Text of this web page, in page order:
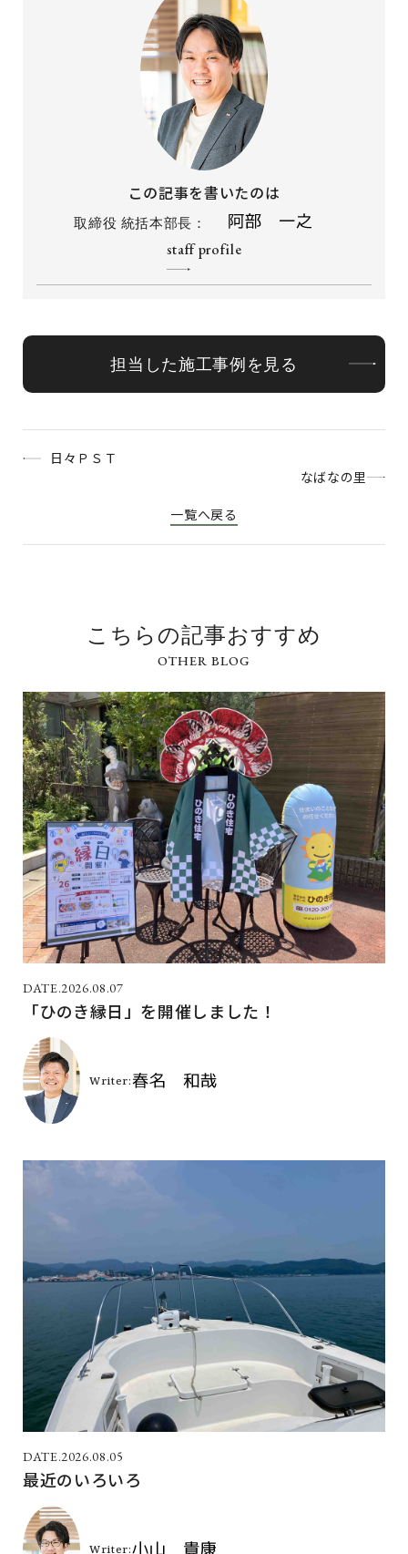
この記事を書いたのは
取締役 統括本部長：
staff profile
担当した施工事例を見る
日々ＰＳＴ
一覧へ戻る
なばなの里
こちらの記事おすすめ
2026.08.07
「ひのき縁日」を開催しました！
2026.08.05
最近のいろいろ